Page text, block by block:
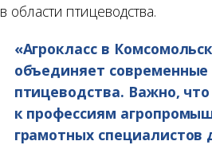
в области птицеводства.
«Агрокласс в
объединяет современные
птицеводства. Важно,
к профессиям
грамотных